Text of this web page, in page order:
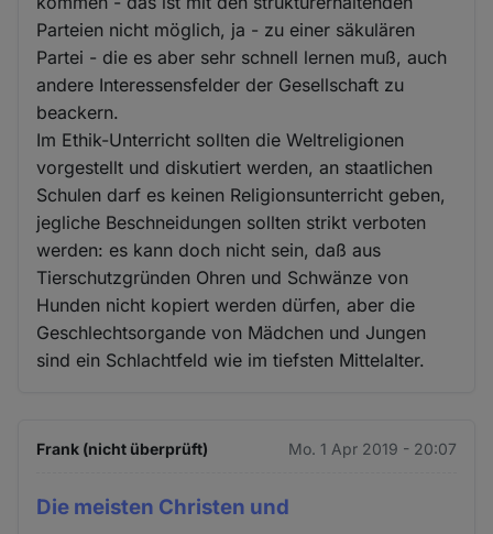
Parteien nicht möglich, ja - zu einer säkulären
Partei - die es aber sehr schnell lernen muß, auch
andere Interessensfelder der Gesellschaft zu
beackern.
Im Ethik-Unterricht sollten die Weltreligionen
vorgestellt und diskutiert werden, an staatlichen
Schulen darf es keinen Religionsunterricht geben,
jegliche Beschneidungen sollten strikt verboten
werden: es kann doch nicht sein, daß aus
Tierschutzgründen Ohren und Schwänze von
Hunden nicht kopiert werden dürfen, aber die
Geschlechtsorgande von Mädchen und Jungen
sind ein Schlachtfeld wie im tiefsten Mittelalter.
Frank (nicht überprüft) Mo. 1 Apr 2019 - 20:07
Die meisten Christen und
Cookies